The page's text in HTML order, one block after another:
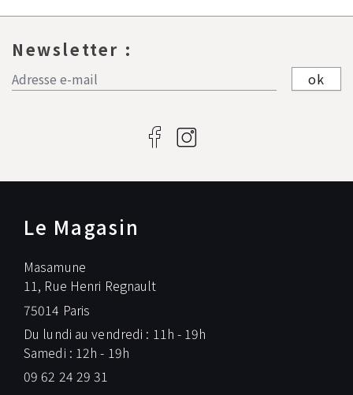
Newsletter :
ok
Le Magasin
Masamune
11, Rue Henri Regnault
75014 Paris
Du lundi au vendredi : 11h - 19h
Samedi : 12h - 19h
09 62 24 29 31